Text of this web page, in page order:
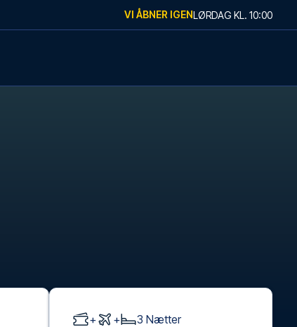
VI ÅBNER IGENLØRDAG KL. 10:00
+ + 3 Nætter